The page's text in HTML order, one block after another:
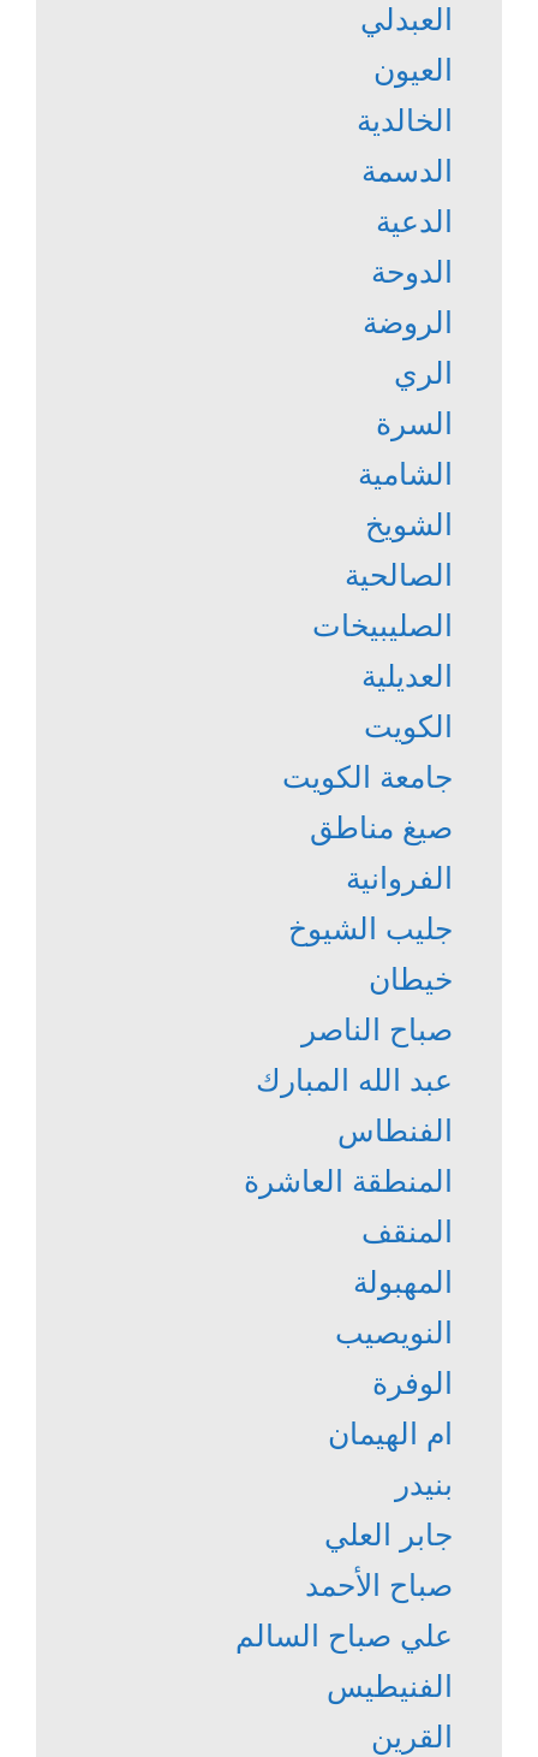
العبدلي
العيون
الخالدية
الدسمة
الدعية
الدوحة
الروضة
الري
السرة
الشامية
الشويخ
الصالحية
الصليبيخات
العديلية
الكويت
جامعة الكويت
صيغ مناطق
الفروانية
جليب الشيوخ
خيطان
صباح الناصر
عبد الله المبارك
الفنطاس
المنطقة العاشرة
المنقف
المهبولة
النويصيب
الوفرة
ام الهيمان
بنيدر
جابر العلي
صباح الأحمد
علي صباح السالم
الفنيطيس
القرين